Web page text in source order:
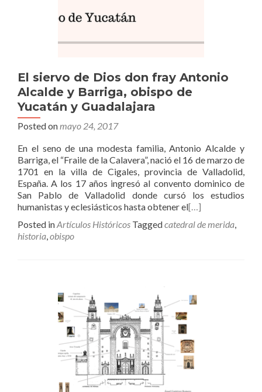
El siervo de Dios don fray Antonio
Alcalde y Barriga, obispo de
Yucatán y Guadalajara
Posted onmayo 24, 2017
En el seno de una modesta familia, Antonio Alcalde y
Barriga, el “Fraile de la Calavera”, nació el 16 de marzo de
1701 en la villa de Cigales, provincia de Valladolid,
España. A los 17 años ingresó al convento dominico de
San Pablo de Valladolid donde cursó los estudios
humanistas y eclesiásticos hasta obtener el[…]
Posted inArtículos Históricos Taggedcatedral de merida,
historia,obispo